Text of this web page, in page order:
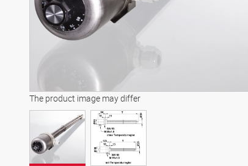
The product image may differ